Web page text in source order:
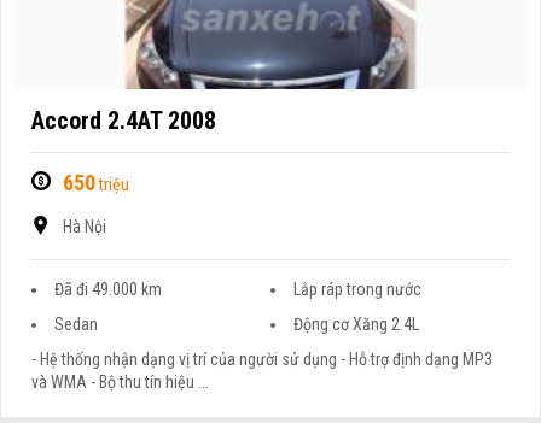
Accord 2.4AT 2008
650triệu
Hà Nội
Đã đi 49.000 km
Lắp ráp trong nước
Sedan
Động cơ Xăng 2.4L
- Hệ thống nhận dạng vị trí của người sử dụng - Hỗ trợ định dạng MP3
và WMA - Bộ thu tín hiệu ...